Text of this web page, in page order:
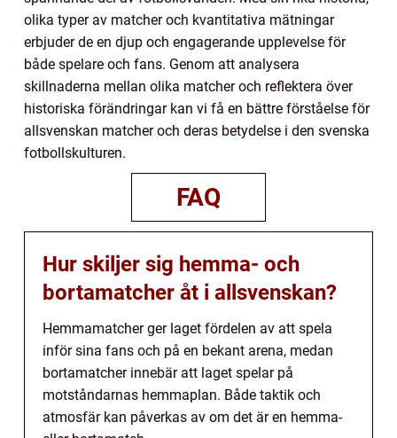
olika typer av matcher och kvantitativa mätningar
erbjuder de en djup och engagerande upplevelse för
både spelare och fans. Genom att analysera
skillnaderna mellan olika matcher och reflektera över
historiska förändringar kan vi få en bättre förståelse för
allsvenskan matcher och deras betydelse i den svenska
fotbollskulturen.
FAQ
Hur skiljer sig hemma- och
bortamatcher åt i allsvenskan?
Hemmamatcher ger laget fördelen av att spela
inför sina fans och på en bekant arena, medan
bortamatcher innebär att laget spelar på
motståndarnas hemmaplan. Både taktik och
atmosfär kan påverkas av om det är en hemma-